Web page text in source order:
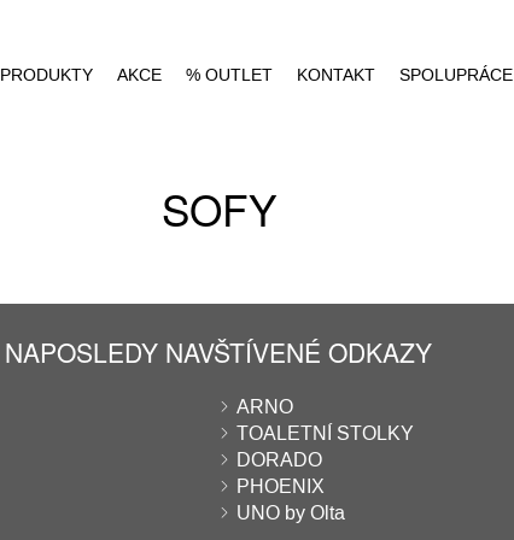
PRODUKTY AKCE % OUTLET KONTAKT SPOLUPRÁCE
SOFY
NAPOSLEDY NAVŠTÍVENÉ ODKAZY
ARNO
TOALETNÍ STOLKY
DORADO
PHOENIX
UNO by Olta